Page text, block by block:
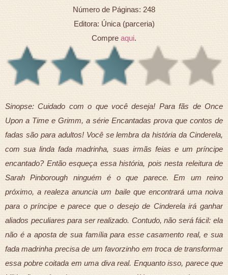
Número de Páginas: 248
Editora: Única (parceria)
Compre aqui.
Sinopse: Cuidado com o que você deseja! Para fãs de Once
Upon a Time e Grimm, a série Encantadas prova que contos de
fadas são para adultos! Você se lembra da história da Cinderela,
com sua linda fada madrinha, suas irmãs feias e um príncipe
encantado? Então esqueça essa história, pois nesta releitura de
Sarah Pinborough ninguém é o que parece. Em um reino
próximo, a realeza anuncia um baile que encontrará uma noiva
para o príncipe e parece que o desejo de Cinderela irá ganhar
aliados peculiares para ser realizado. Contudo, não será fácil: ela
não é a aposta de sua família para esse casamento real, e sua
fada madrinha precisa de um favorzinho em troca de transformar
essa pobre coitada em uma diva real. Enquanto isso, parece que